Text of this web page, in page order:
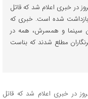
در خبری اعلام شد که قاتل
شده است. خبری که
سینما و همسرش، همه در
مطلع شدند که بناست
در خبری اعلام شد که قاتل